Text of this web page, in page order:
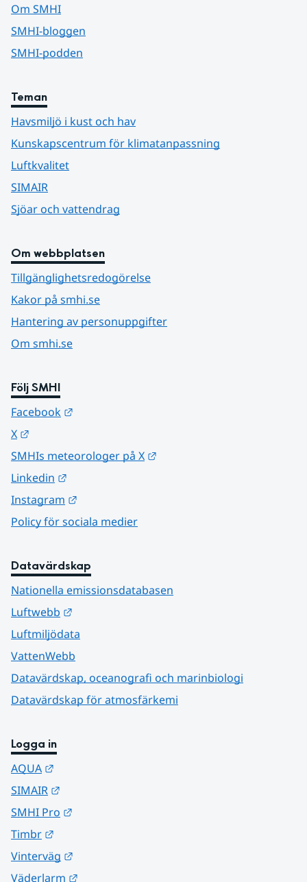
Om SMHI
SMHI-bloggen
SMHI-podden
Teman
Havsmiljö i kust och hav
Kunskapscentrum för klimatanpassning
Luftkvalitet
SIMAIR
Sjöar och vattendrag
Om webbplatsen
Tillgänglighetsredogörelse
Kakor på smhi.se
Hantering av personuppgifter
Om smhi.se
Följ SMHI
Facebook
X
SMHIs meteorologer på X
Linkedin
Instagram
Policy för sociala medier
Datavärdskap
Nationella emissionsdatabasen
Luftwebb
Luftmiljödata
VattenWebb
Datavärdskap, oceanografi och marinbiologi
Datavärdskap för atmosfärkemi
Logga in
AQUA
SIMAIR
SMHI Pro
Timbr
Vinterväg
Väderlarm